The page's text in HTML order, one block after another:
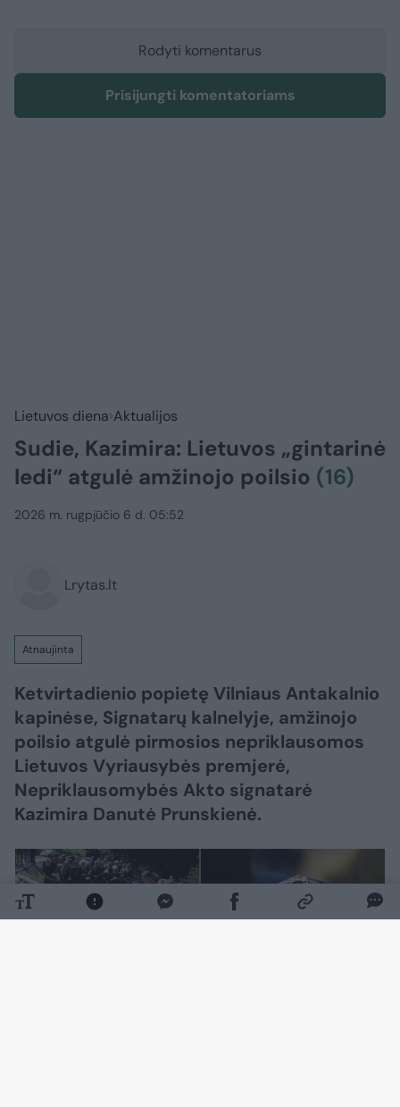
Rodyti komentarus
Prisijungti komentatoriams
Lietuvos diena Aktualijos
Sudie, Kazimira: Lietuvos „gintarinė
ledi“ atgulė amžinojo poilsio (16)
2026 m. rugpjūčio 6 d. 05:52
Lrytas.lt
Atnaujinta
Ketvirtadienio popietę Vilniaus Antakalnio
kapinėse, Signatarų kalnelyje, amžinojo
poilsio atgulė pirmosios nepriklausomos
Lietuvos Vyriausybės premjerė,
Nepriklausomybės Akto signatarė
Kazimira Danutė Prunskienė.